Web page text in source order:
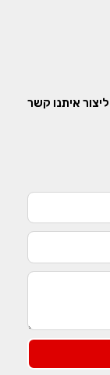
איתנו קשר